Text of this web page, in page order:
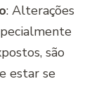
: Alterações
são
estar se